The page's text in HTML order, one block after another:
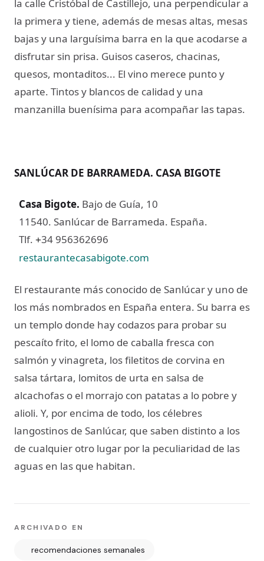
la calle Cristóbal de Castillejo, una perpendicular a
la primera y tiene, además de mesas altas, mesas
bajas y una larguísima barra en la que acodarse a
disfrutar sin prisa. Guisos caseros, chacinas,
quesos, montaditos... El vino merece punto y
aparte. Tintos y blancos de calidad y una
manzanilla buenísima para acompañar las tapas.
SANLÚCAR DE BARRAMEDA. CASA BIGOTE
Casa Bigote. Bajo de Guía, 10
11540. Sanlúcar de Barrameda. España.
Tlf. +34 956362696
restaurantecasabigote.com
El restaurante más conocido de Sanlúcar y uno de
los más nombrados en España entera. Su barra es
un templo donde hay codazos para probar su
pescaíto frito, el lomo de caballa fresca con
salmón y vinagreta, los filetitos de corvina en
salsa tártara, lomitos de urta en salsa de
alcachofas o el morrajo con patatas a lo pobre y
alioli. Y, por encima de todo, los célebres
langostinos de Sanlúcar, que saben distinto a los
de cualquier otro lugar por la peculiaridad de las
aguas en las que habitan.
ARCHIVADO EN
recomendaciones semanales